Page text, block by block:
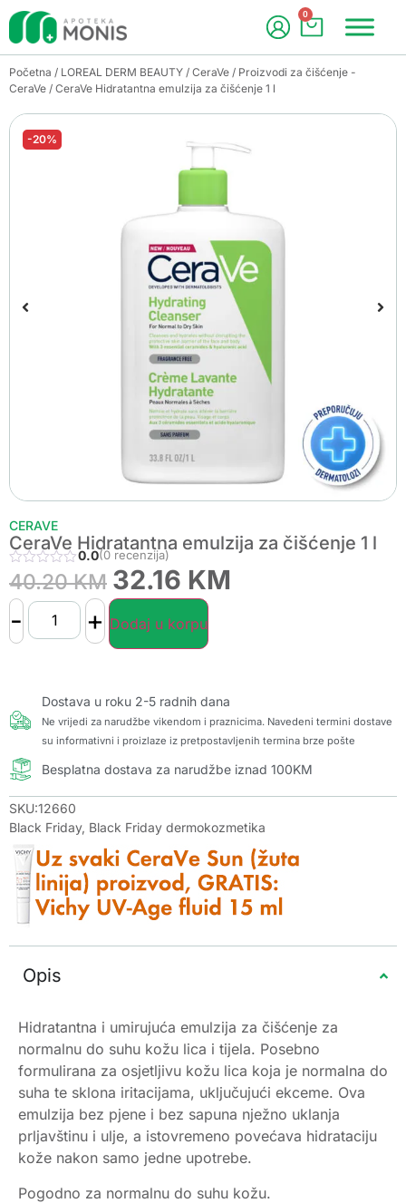
0
Početna / LOREAL DERM BEAUTY / CeraVe / Proizvodi za čišćenje -
CeraVe / CeraVe Hidratantna emulzija za čišćenje 1 l
-20%
CERAVE
CeraVe Hidratantna emulzija za čišćenje 1 l
0.0(0 recenzija)
40.20KM 32.16 KM
- + Dodaj u korpu
Dostava u roku 2-5 radnih dana
Ne vrijedi za narudžbe vikendom i praznicima. Navedeni termini dostave
su informativni i proizlaze iz pretpostavljenih termina brze pošte
Besplatna dostava za narudžbe iznad 100KM
SKU:12660
Black Friday, Black Friday dermokozmetika
Opis
Hidratantna i umirujuća emulzija za čišćenje za
normalnu do suhu kožu lica i tijela. Posebno
formulirana za osjetljivu kožu lica koja je normalna do
suha te sklona iritacijama, uključujući ekceme. Ova
emulzija bez pjene i bez sapuna nježno uklanja
prljavštinu i ulje, a istovremeno povećava hidrataciju
kože nakon samo jedne upotrebe.
Pogodno za normalnu do suhu kožu.